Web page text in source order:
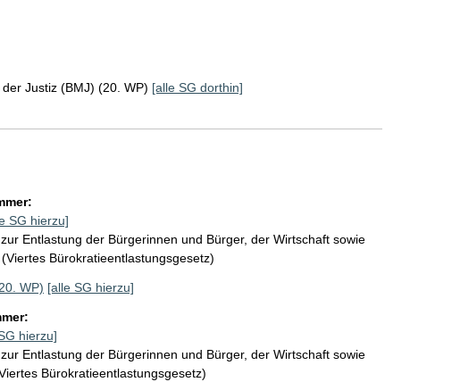
Justiz (BMJ) (20. WP) [alle SG dorthin]
SG hierzu]
Entlastung der Bürgerinnen und Bürger, der Wirtschaft sowie
Bürokratieentlastungsgesetz)
WP) [alle SG hierzu]
hierzu]
Entlastung der Bürgerinnen und Bürger, der Wirtschaft sowie
Bürokratieentlastungsgesetz)